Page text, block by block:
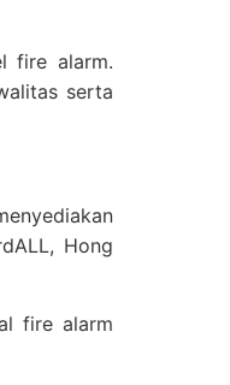
fire alarm.
serta
Hong
fire alarm